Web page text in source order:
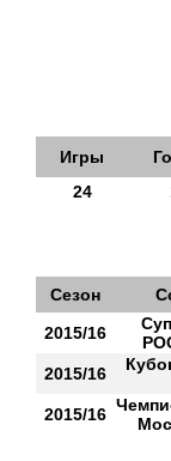
Игры
24
Сезон
2015/16
2015/16
2015/16